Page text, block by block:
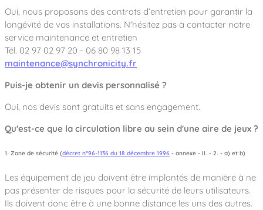
Oui, nous proposons des contrats d’entretien pour garantir la
longévité de vos installations. N'hésitez pas à contacter notre
service maintenance et entretien
Tél. 02 97 02 97 20 - 06 80 98 13 15
maintenance@synchronicity.fr
Puis-je obtenir un devis personnalisé ?
Oui, nos devis sont gratuits et sans engagement.
Qu'est-ce que la circulation libre au sein d'une aire de jeux ?
1. Zone de sécurité (décret n°96-1136 du 18 décembre 1996 - annexe - II. - 2. - a) et b)
Les équipement de jeu doivent être implantés de manière à ne
pas présenter de risques pour la sécurité de leurs utilisateurs.
Ils doivent donc être à une bonne distance les uns des autres.